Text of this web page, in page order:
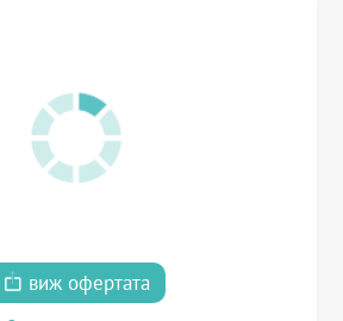
виж офертата